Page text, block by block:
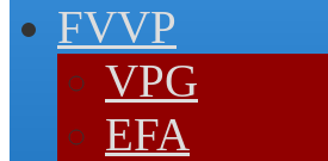
FVVP
VPG
EFA